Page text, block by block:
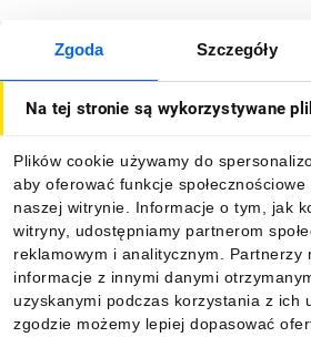
Zgoda Szczegóły
Na tej stronie są wykorzystywane
Plików cookie używamy do
aby oferować funkcje
naszej witrynie. Informacje o tym, jak
witryny, udostępniamy partnerom
reklamowym i analitycznym. Partnerzy
informacje z innymi danymi
uzyskanymi podczas korzystania z ich
zgodzie możemy lepiej dopasować
O firmie
Informacje
Pobierz naszą aplikację